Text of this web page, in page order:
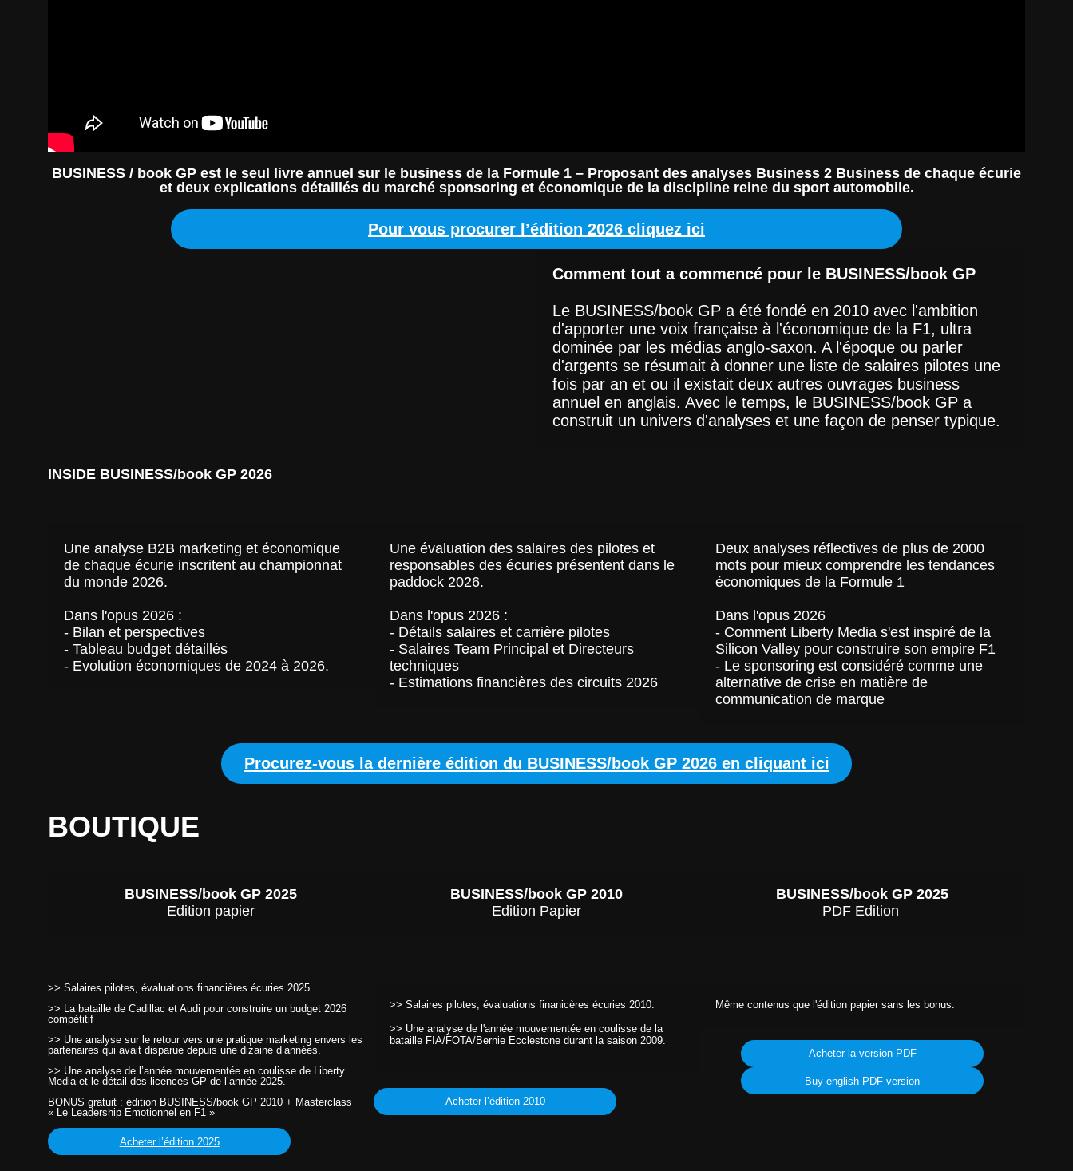
BUSINESS / book GP est le seul livre annuel sur le business de la Formule 1 – Proposant des analyses Business 2 Business de chaque écurie
et deux explications détaillés du marché sponsoring et économique de la discipline reine du sport automobile.
Pour vous procurer l’édition 2026 cliquez ici
Comment tout a commencé pour le BUSINESS/book GP
Le BUSINESS/book GP a été fondé en 2010 avec l'ambition
d'apporter une voix française à l'économique de la F1, ultra
dominée par les médias anglo-saxon. A l'époque ou parler
d'argents se résumait à donner une liste de salaires pilotes une
fois par an et ou il existait deux autres ouvrages business
annuel en anglais. Avec le temps, le BUSINESS/book GP a
construit un univers d'analyses et une façon de penser typique.
INSIDE BUSINESS/book GP 2026
Une analyse B2B marketing et économique
de chaque écurie inscritent au championnat
du monde 2026.
Dans l'opus 2026 :
- Bilan et perspectives
- Tableau budget détaillés
- Evolution économiques de 2024 à 2026.
Une évaluation des salaires des pilotes et
responsables des écuries présentent dans le
paddock 2026.
Dans l'opus 2026 :
- Détails salaires et carrière pilotes
- Salaires Team Principal et Directeurs
techniques
- Estimations financières des circuits 2026
Deux analyses réflectives de plus de 2000
mots pour mieux comprendre les tendances
économiques de la Formule 1
Dans l'opus 2026
- Comment Liberty Media s'est inspiré de la
Silicon Valley pour construire son empire F1
- Le sponsoring est considéré comme une
alternative de crise en matière de
communication de marque
Procurez-vous la dernière édition du BUSINESS/book GP 2026 en cliquant ici
BOUTIQUE
BUSINESS/book GP 2025
Edition papier
>> Salaires pilotes, évaluations financières écuries 2025
>> La bataille de Cadillac et Audi pour construire un budget 2026
compétitif
>> Une analyse sur le retour vers une pratique marketing envers les
partenaires qui avait disparue depuis une dizaine d’années.
>> Une analyse de l’année mouvementée en coulisse de Liberty
Media et le détail des licences GP de l’année 2025.
BONUS gratuit : édition BUSINESS/book GP 2010 + Masterclass
« Le Leadership Emotionnel en F1 »
Acheter l’édition 2025
BUSINESS/book GP 2010
Edition Papier
>> Salaires pilotes, évaluations finanicères écuries 2010.
>> Une analyse de l'année mouvementée en coulisse de la
bataille FIA/FOTA/Bernie Ecclestone durant la saison 2009.
Acheter l’édition 2010
BUSINESS/book GP 2025
PDF Edition
Même contenus que l'édition papier sans les bonus.
Acheter la version PDF
Buy english PDF version